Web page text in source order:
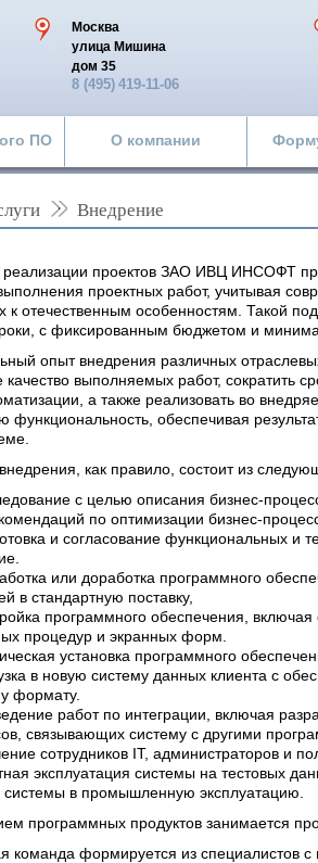
Москва
улица Мишина
дом 35
8 (495) 419-11-06
ПО О компании
Внедрение
реализации проектов ЗАО ИВЦ ИНСОФТ
проектных работ, учитывая
к отечественным особенностям. Такой
с фиксированным бюджетом и
опыт внедрения различных
выполняемых работ, сократить
а также реализовать во
функциональность, обеспечивая
как правило, состоит из
с целью описания бизнес-
по оптимизации бизнес-
и согласование функциональных и
или доработка программного
в стандартную поставку,
программного обеспечения,
процедур и экранных форм.
установка программного
в новую систему данных клиента с
формату.
работ по интеграции, включая
связывающих систему с другими
сотрудников IT, администраторов и
эксплуатация системы на тестовых
системы в промышленную эксплуатацию.
программных продуктов занимается
команда формируется из